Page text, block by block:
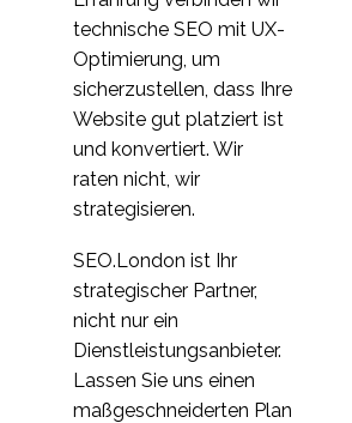
technische SEO mit UX-
Optimierung, um
sicherzustellen, dass Ihre
Website gut platziert ist
und konvertiert. Wir
raten nicht, wir
strategisieren.
SEO.London ist Ihr
strategischer Partner,
nicht nur ein
Dienstleistungsanbieter.
Lassen Sie uns einen
maßgeschneiderten Plan